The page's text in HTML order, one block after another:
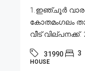
1.ഇഞ്ചൂർ
കോതമംഗലം
വീട് വില്പനക്ക്.
31990 3
HOUSE